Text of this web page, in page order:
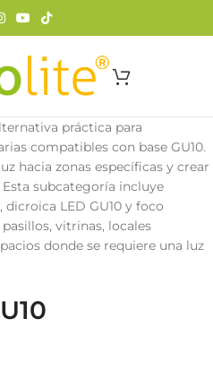
práctica para
compatibles con base GU10.
hacia zonas específicas y crear
subcategoría incluye
LED GU10 y foco
vitrinas, locales
donde se requiere una luz